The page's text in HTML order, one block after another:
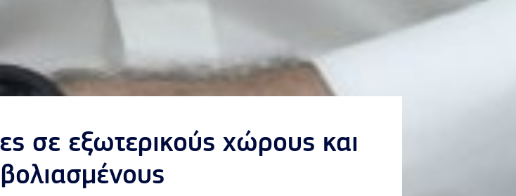
σε εξωτερικούς χώρους και